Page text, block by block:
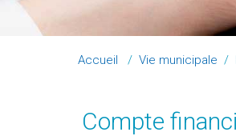
Accueil / Vie municipale /
Compte